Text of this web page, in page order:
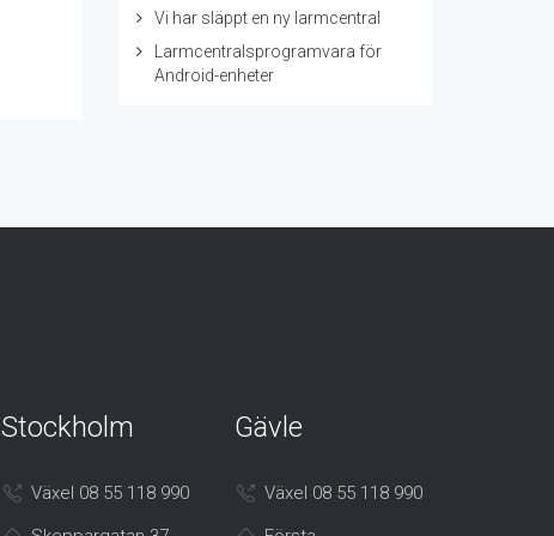
Vi har släppt en ny larmcentral
Larmcentralsprogramvara för
Android-enheter
Stockholm
Växel 08 55 118 990
Gävle
Växel 08 55 118 990